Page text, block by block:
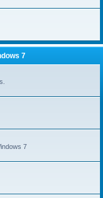
7
7